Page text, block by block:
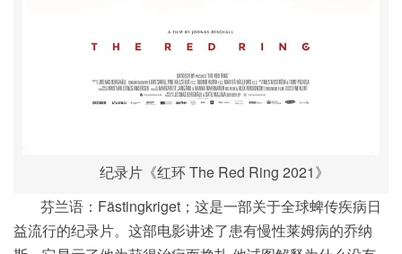
纪录片《红环 The Red Ring 2021》
芬兰语：Fästingkriget；这是一部关于全球蜱传疾病日
益流行的纪录片。这部电影讲述了患有慢性莱姆病的乔纳